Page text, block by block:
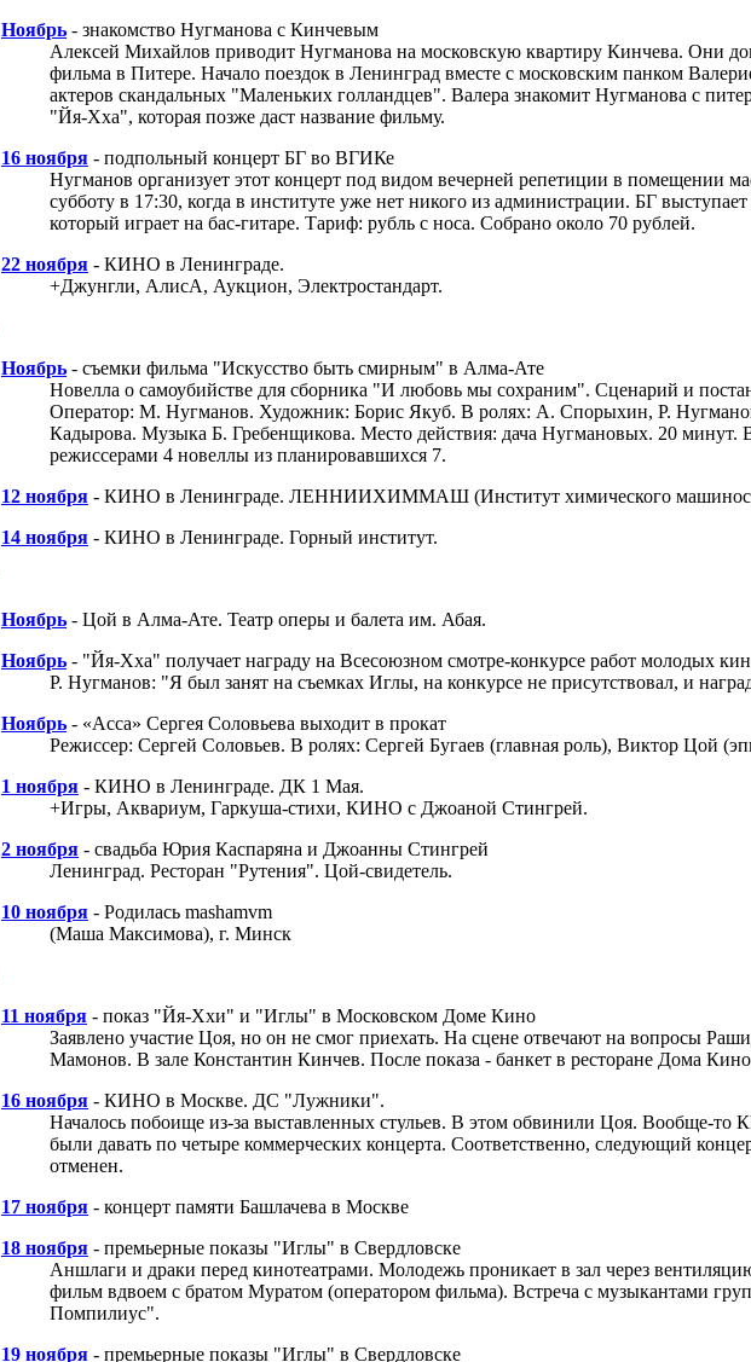
Ноябрь - знакомство Нугманова с Кинчевым
Алексей Михайлов приводит Нугманова на московскую квартиру Кинчева. Они
фильма в Питере. Начало поездок в Ленинград вместе с московским панком
актеров скандальных "Маленьких голландцев". Валера знакомит Нугманова с
"Йя-Хха", которая позже даст название фильму.
16 ноября - подпольный концерт БГ во ВГИКе
Нугманов организует этот концерт под видом вечерней репетиции в помещении
субботу в 17:30, когда в институте уже нет никого из администрации. БГ
который играет на бас-гитаре. Тариф: рубль с носа. Собрано около 70 рублей.
22 ноября - КИНО в Ленинграде.
+Джунгли, АлисА, Аукцион, Электростандарт.
Ноябрь - съемки фильма "Искусство быть смирным" в Алма-Ате
Новелла о самоубийстве для сборника "И любовь мы сохраним". Сценарий и
Оператор: М. Нугманов. Художник: Борис Якуб. В ролях: А. Спорыхин, Р.
Кадырова. Музыка Б. Гребенщикова. Место действия: дача Нугмановых. 20 минут.
режиссерами 4 новеллы из планировавшихся 7.
12 ноября - КИНО в Ленинграде. ЛЕННИИХИММАШ (Институт химического
14 ноября - КИНО в Ленинграде. Горный институт.
Ноябрь - Цой в Алма-Ате. Театр оперы и балета им. Абая.
Ноябрь - "Йя-Хха" получает награду на Всесоюзном смотре-конкурсе работ молодых
Р. Нугманов: "Я был занят на съемках Иглы, на конкурсе не присутствовал, и
Ноябрь - «Асса» Сергея Соловьева выходит в прокат
Режиссер: Сергей Соловьев. В ролях: Сергей Бугаев (главная роль), Виктор Цой
1 ноября - КИНО в Ленинграде. ДК 1 Мая.
+Игры, Аквариум, Гаркуша-стихи, КИНО с Джоаной Стингрей.
2 ноября - свадьба Юрия Каспаряна и Джоанны Стингрей
Ленинград. Ресторан "Рутения". Цой-свидетель.
10 ноября - Родилась mashamvm
(Маша Максимова), г. Минск
11 ноября - показ "Йя-Ххи" и "Иглы" в Московском Доме Кино
Заявлено участие Цоя, но он не смог приехать. На сцене отвечают на вопросы
Мамонов. В зале Константин Кинчев. После показа - банкет в ресторане Дома
16 ноября - КИНО в Москве. ДС "Лужники".
Началось побоище из-за выставленных стульев. В этом обвинили Цоя. Вообще-
были давать по четыре коммерческих концерта. Соответственно, следующий
отменен.
17 ноября - концерт памяти Башлачева в Москве
18 ноября - премьерные показы "Иглы" в Свердловске
Аншлаги и драки перед кинотеатрами. Молодежь проникает в зал через
фильм вдвоем с братом Муратом (оператором фильма). Встреча с музыкантами
Помпилиус".
19 ноября - премьерные показы "Иглы" в Свердловске